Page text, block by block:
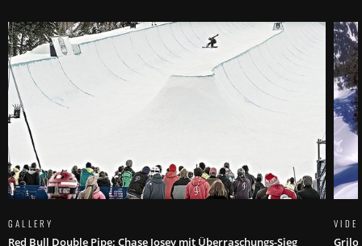
GALLERY
Red Bull Double Pipe: Chase Josey mit Überraschungs-Sieg